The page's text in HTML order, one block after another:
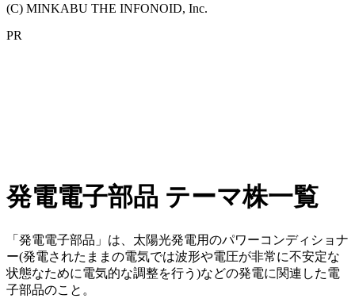
(C) MINKABU THE INFONOID, Inc.
PR
発電電子部品 テーマ株一覧
「発電電子部品」は、太陽光発電用のパワーコンディショナ
ー(発電されたままの電気では波形や電圧が非常に不安定な
状態なために電気的な調整を行う)などの発電に関連した電
子部品のこと。